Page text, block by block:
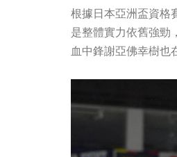
根據日本亞洲盃資格
是整體實力依舊強勁
血中鋒謝亞佛幸樹也